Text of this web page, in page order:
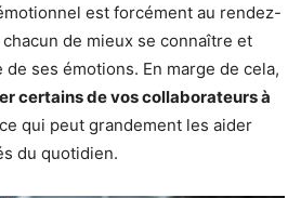
est forcément au rendez-
de mieux se connaître et
de ses émotions. En marge de cela,
certains de vos collaborateurs à
qui peut grandement les aider
du quotidien.